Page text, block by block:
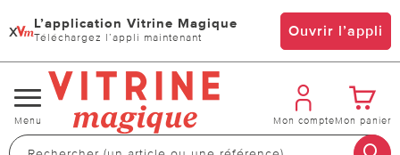
x L’application Vitrine Magique
Téléchargez l’appli maintenant Ouvrir l’appli
Changer
de
navigation
Menu Mon compteMon panier